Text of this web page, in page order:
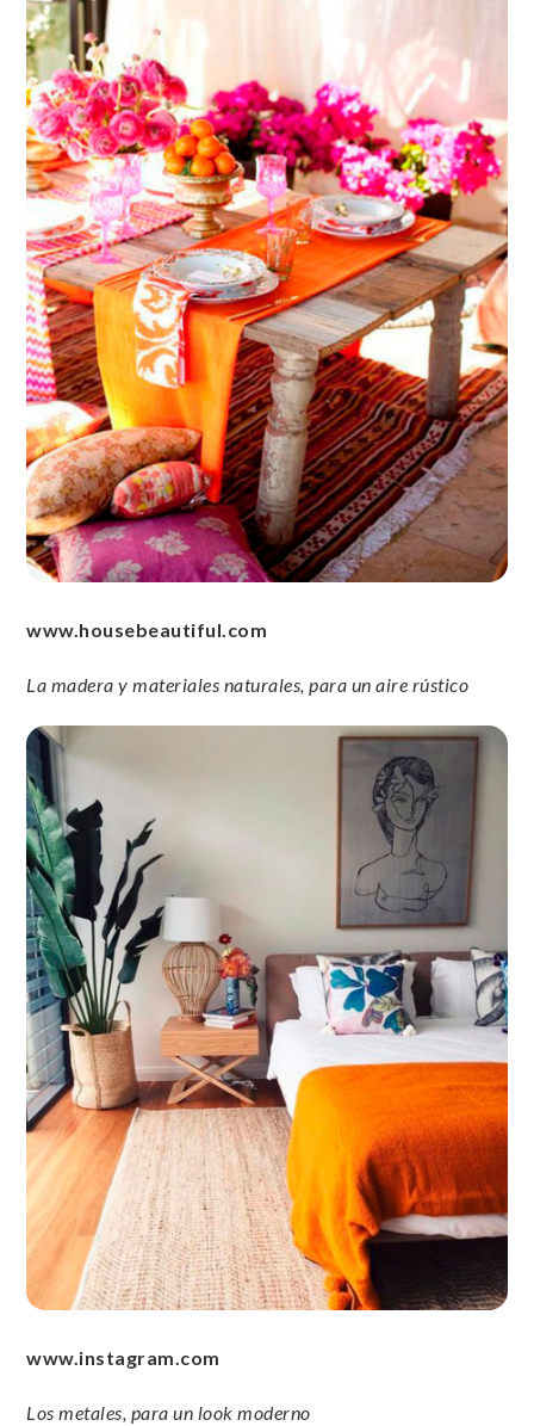
www.housebeautiful.com
La madera y materiales naturales, para un aire rústico
www.instagram.com
Los metales, para un look moderno